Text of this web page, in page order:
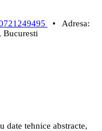
• Adresa:
Bucuresti
date tehnice abstracte,